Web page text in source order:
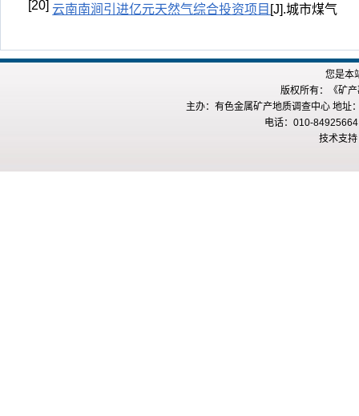
[20] 云南南涧引进亿元天然气综合投资项目 [J].城市煤气
您是
版权所有：《矿
主办：有色金属矿产地质调查中心 地址
电话：010-
技术支